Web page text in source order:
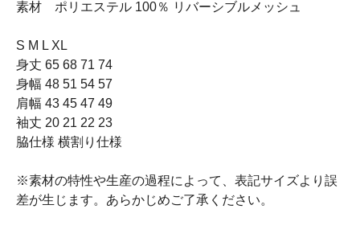
素材 ポリエステル 100％ リバーシブルメッシュ
S M L XL
身丈 65 68 71 74
身幅 48 51 54 57
肩幅 43 45 47 49
袖丈 20 21 22 23
脇仕様 横割り仕様
※素材の特性や生産の過程によって、表記サイズより誤
差が生じます。あらかじめご了承ください。